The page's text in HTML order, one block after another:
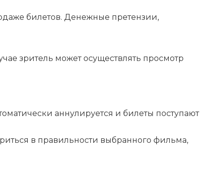
билетов. Денежные претензии,
зритель может осуществлять просмотр
аннулируется и билеты поступают
в правильности выбранного фильма,